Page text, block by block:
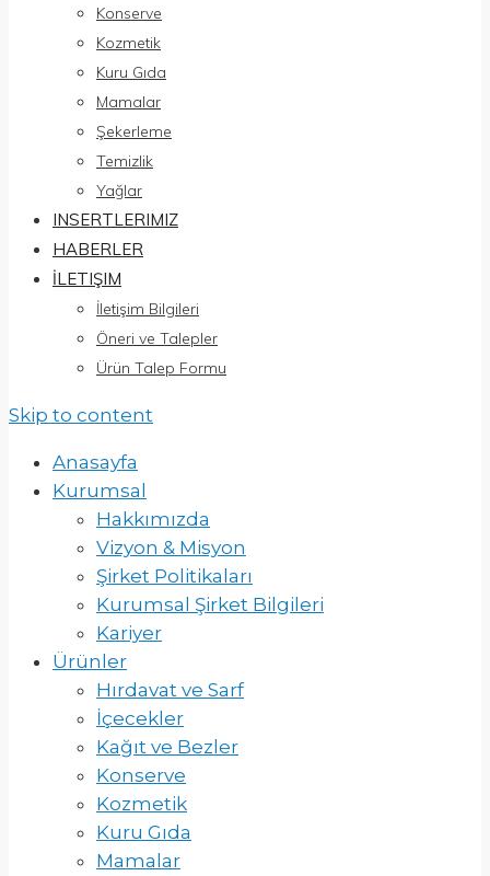
Konserve
Kozmetik
Kuru Gıda
Mamalar
Şekerleme
Temizlik
Yağlar
INSERTLERIMIZ
HABERLER
İLETIŞIM
İletişim Bilgileri
Öneri ve Talepler
Ürün Talep Formu
Skip to content
Anasayfa
Kurumsal
Hakkımızda
Vizyon & Misyon
Şirket Politikaları
Kurumsal Şirket Bilgileri
Kariyer
Ürünler
Hırdavat ve Sarf
İçecekler
Kağıt ve Bezler
Konserve
Kozmetik
Kuru Gıda
Mamalar